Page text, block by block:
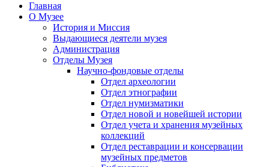
Главная
О Музее
История и Миссия
Выдающиеся деятели музея
Администрация
Отделы Музея
Научно-фондовые отделы
Отдел археологии
Отдел этнографии
Отдел нумизматики
Отдел новой и новейшей истории
Отдел учета и хранения музейных
коллекций
Отдел реставрации и консервации
музейных предметов